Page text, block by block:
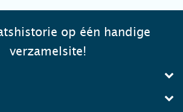
op één handige
verzamelsite!